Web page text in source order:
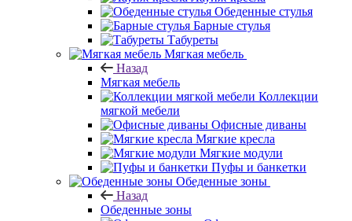
Обеденные стулья
Барные стулья
Табуреты
Мягкая мебель
Назад
Мягкая мебель
Коллекции
мягкой мебели
Офисные диваны
Мягкие кресла
Мягкие модули
Пуфы и банкетки
Обеденные зоны
Назад
Обеденные зоны